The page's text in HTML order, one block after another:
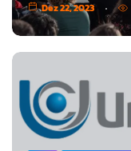
Dez 22, 2023